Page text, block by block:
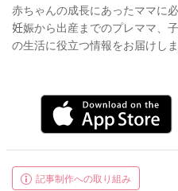
赤ちゃんの成長にあったママに
妊娠から出産までのプレママ、
の生活に役立つ情報をお届けしま
記事制作への取り組み